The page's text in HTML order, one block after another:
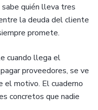
quién lleva tres
la deuda del cliente
promete.
cuando llega el
proveedores, se ve
el motivo. El cuaderno
concretos que nadie